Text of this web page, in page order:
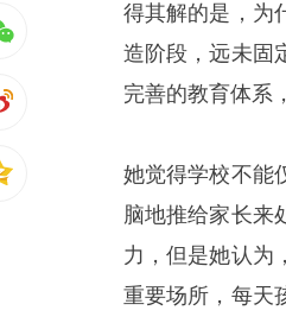
得其解的是，为
造阶段，远未固
完善的教育体系
她觉得学校不能
脑地推给家长来
力，但是她认为
重要场所，每天